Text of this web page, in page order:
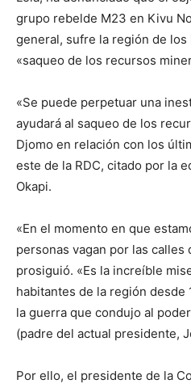
grupo rebelde M23 en Kivu
general, sufre la región de
«saqueo de los recursos
«Se puede perpetuar una
ayudará al saqueo de los
Djomo en relación con los
este de la RDC, citado por la
Okapi.
«En el momento en que
personas vagan por las calles
prosiguió. «Es la increíble
habitantes de la región desde
la guerra que condujo al
(padre del actual presidente,
Por ello, el presidente de la